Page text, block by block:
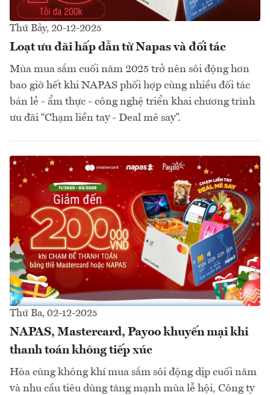
Thứ Bảy, 20-12-2025
Loạt ưu đãi hấp dẫn từ Napas và đối tác
Mùa mua sắm cuối năm 2025 trở nên sôi động hơn
bao giờ hết khi NAPAS phối hợp cùng nhiều đối tác
bán lẻ - ẩm thực - công nghệ triển khai chương trình
ưu đãi “Chạm liền tay - Deal mê say”.
Thứ Ba, 02-12-2025
NAPAS, Mastercard, Payoo khuyến mại khi
thanh toán không tiếp xúc
Hòa cùng không khí mua sắm sôi động dịp cuối năm
và nhu cầu tiêu dùng tăng mạnh mùa lễ hội, Công ty